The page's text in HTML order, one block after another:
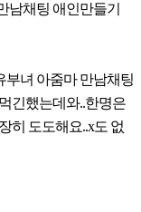
남채팅 애인만들기
부녀 아줌마 만남채팅
긴했는데와..한명은
히 도도해요..x도 없